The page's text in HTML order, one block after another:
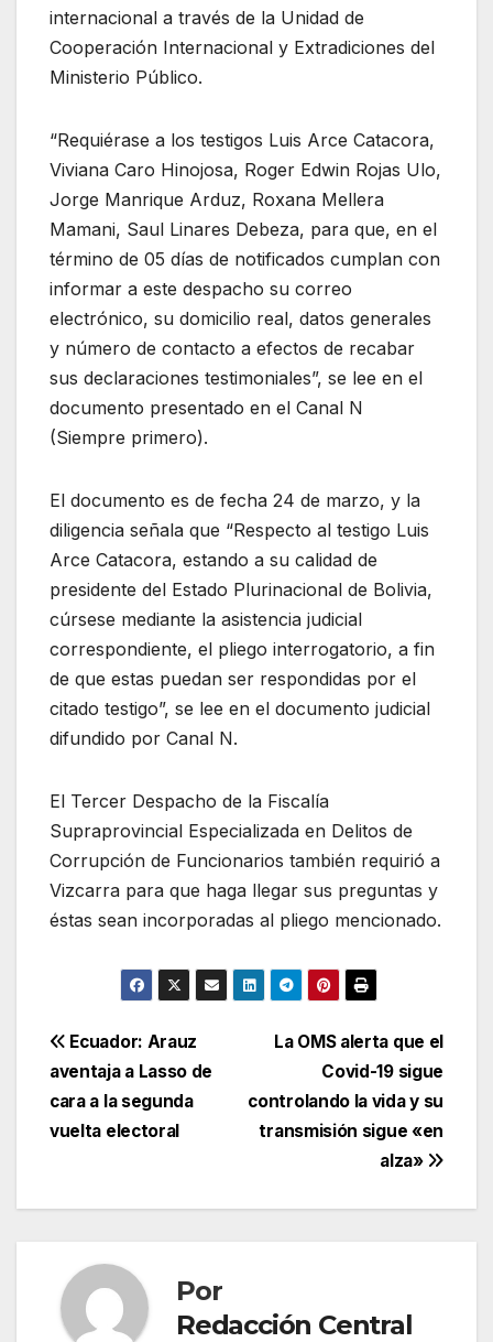
internacional a través de la Unidad de
Cooperación Internacional y Extradiciones del
Ministerio Público.
“Requiérase a los testigos Luis Arce Catacora,
Viviana Caro Hinojosa, Roger Edwin Rojas Ulo,
Jorge Manrique Arduz, Roxana Mellera
Mamani, Saul Linares Debeza, para que, en el
término de 05 días de notificados cumplan con
informar a este despacho su correo
electrónico, su domicilio real, datos generales
y número de contacto a efectos de recabar
sus declaraciones testimoniales”, se lee en el
documento presentado en el Canal N
(Siempre primero).
El documento es de fecha 24 de marzo, y la
diligencia señala que “Respecto al testigo Luis
Arce Catacora, estando a su calidad de
presidente del Estado Plurinacional de Bolivia,
cúrsese mediante la asistencia judicial
correspondiente, el pliego interrogatorio, a fin
de que estas puedan ser respondidas por el
citado testigo”, se lee en el documento judicial
difundido por Canal N.
El Tercer Despacho de la Fiscalía
Supraprovincial Especializada en Delitos de
Corrupción de Funcionarios también requirió a
Vizcarra para que haga llegar sus preguntas y
éstas sean incorporadas al pliego mencionado.
Navegación
de
entradas
La OMS alerta que el
Covid-19 sigue
controlando la vida y su
transmisión sigue «en
alza»
Ecuador: Arauz
aventaja a Lasso de
cara a la segunda
vuelta electoral
Por
Redacción Central